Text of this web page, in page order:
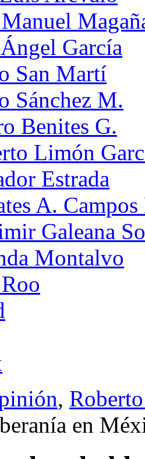
García
San Martí
Sánchez M.
Benites G.
Limón
Estrada
A.
Galeana
Montalvo
,
en